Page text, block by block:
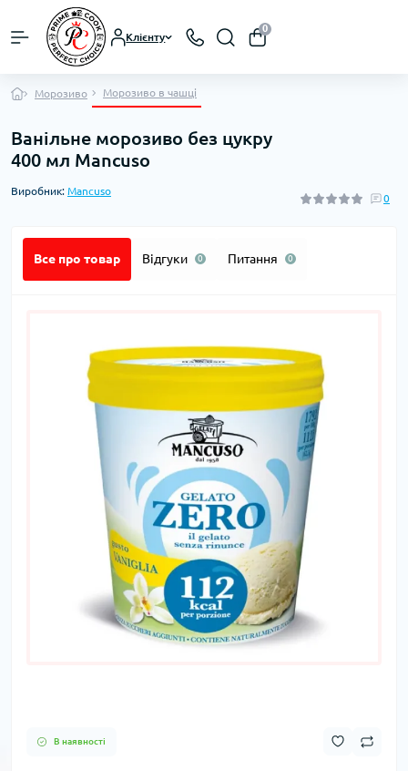
Клієнту
0
Морозиво Морозиво в чашці
Ванільне морозиво без цукру
400 мл Mancuso
Виробник: Mancuso
0
Все про товар Відгуки 0 Питання 0
В наявності